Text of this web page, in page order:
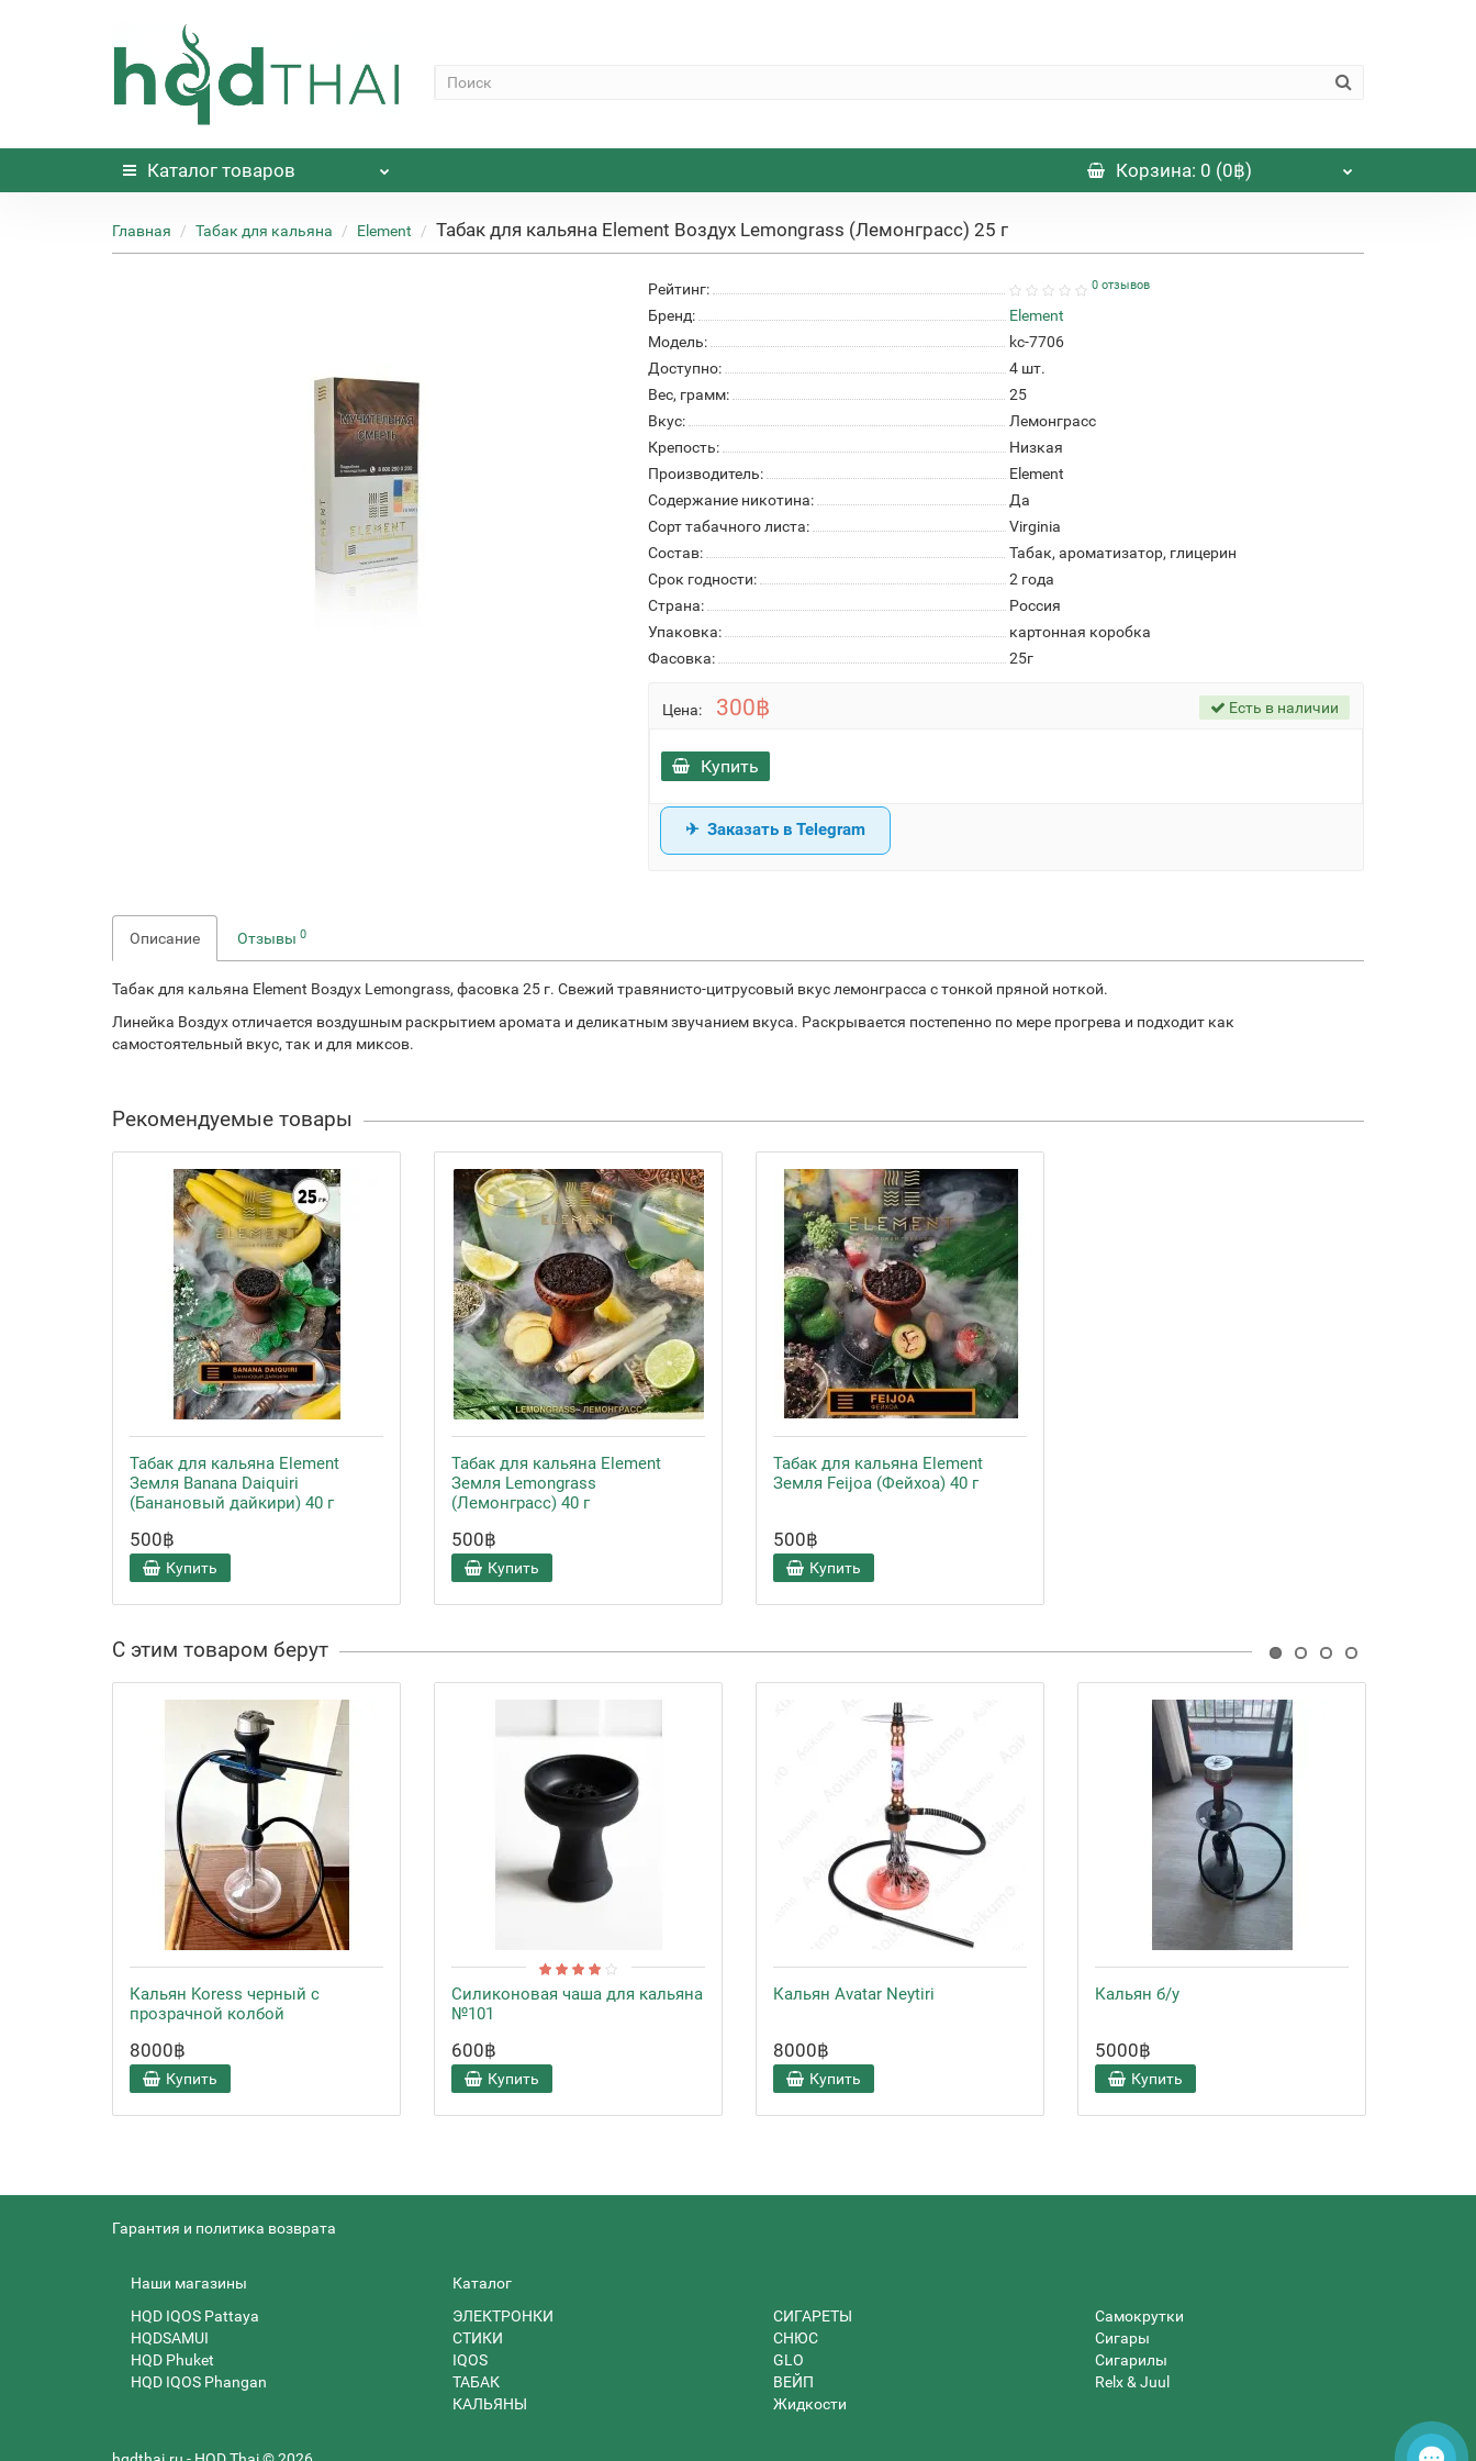
Каталог товаров Корзина: 0 (0฿)
Главная Табак для кальяна Element Табак для кальяна Element Воздух Lemongrass (Лемонграсс) 25 г
Рейтинг: 0 отзывов
Бренд:
Element
Модель:
kc-7706
Доступно:
4шт.
Вес, грамм:
25
Вкус:
Лемонграсс
Крепость:
Низкая
Производитель:
Element
Содержание никотина:
Да
Сорт табачного листа:
Virginia
Состав:
Табак, ароматизатор, глицерин
Срок годности:
2 года
Страна:
Россия
Упаковка:
картонная коробка
Фасовка:
25г
Цена: 300฿ Есть в наличии
Купить
Заказать в Telegram
Описание Отзывы 0
Табак для кальяна Element Воздух Lemongrass, фасовка 25 г. Свежий травянисто-цитрусовый вкус лемонграсса с тонкой пряной ноткой.
Линейка Воздух отличается воздушным раскрытием аромата и деликатным звучанием вкуса. Раскрывается постепенно по мере прогрева и подходит как
самостоятельный вкус, так и для миксов.
Рекомендуемые товары
Табак для кальяна Element
Земля Banana Daiquiri
(Банановый дайкири) 40 г
500฿
Купить
Табак для кальяна Element
Земля Lemongrass
(Лемонграсс) 40 г
500฿
Купить
Табак для кальяна Element
Земля Feijoa (Фейхоа) 40 г
500฿
Купить
С этим товаром берут
Кальян Koress черный с
прозрачной колбой
8000฿
Купить
Силиконовая чаша для кальяна
№101
600฿
Купить
Кальян Avatar Neytiri
8000฿
Купить
Кальян б/у
5000฿
Купить
Гарантия и политика возврата
Наши магазины
HQD IQOS Pattaya
HQDSAMUI
HQD Phuket
HQD IQOS Phangan
Каталог
ЭЛЕКТРОНКИ
СТИКИ
IQOS
ТАБАК
КАЛЬЯНЫ
СИГАРЕТЫ
СНЮС
GLO
ВЕЙП
Жидкости
Самокрутки
Сигары
Сигарилы
Relx & Juul